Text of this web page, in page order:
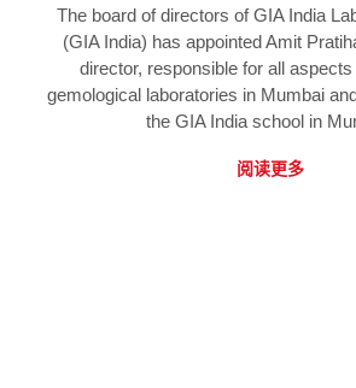
The board of directors of GIA India
(GIA India) has appointed Amit
director, responsible for all aspects
gemological laboratories in Mumbai
the GIA India school in
阅读更多